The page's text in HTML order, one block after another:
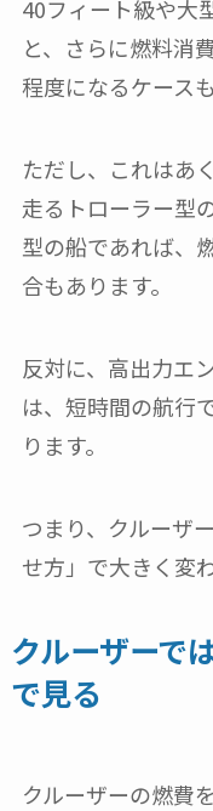
40フィート級や大
と、さらに燃料消
程度になるケース
ただし、これはあ
走るトローラー型
型の船であれば、
合もあります。
反対に、高出力エ
は、短時間の航行
ります。
つまり、クルーザ
せ方」で大きく変
クルーザーで
で見る
クルーザーの燃費